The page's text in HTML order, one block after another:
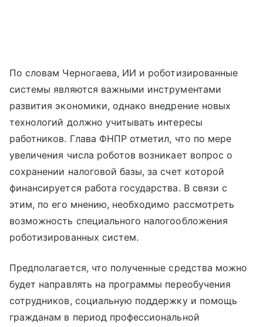
По словам Черногаева, ИИ и роботизированные
системы являются важными инструментами
развития экономики, однако внедрение новых
технологий должно учитывать интересы
работников. Глава ФНПР отметил, что по мере
увеличения числа роботов возникает вопрос о
сохранении налоговой базы, за счет которой
финансируется работа государства. В связи с
этим, по его мнению, необходимо рассмотреть
возможность специального налогообложения
роботизированных систем.
Предполагается, что полученные средства можно
будет направлять на программы переобучения
сотрудников, социальную поддержку и помощь
гражданам в период профессиональной